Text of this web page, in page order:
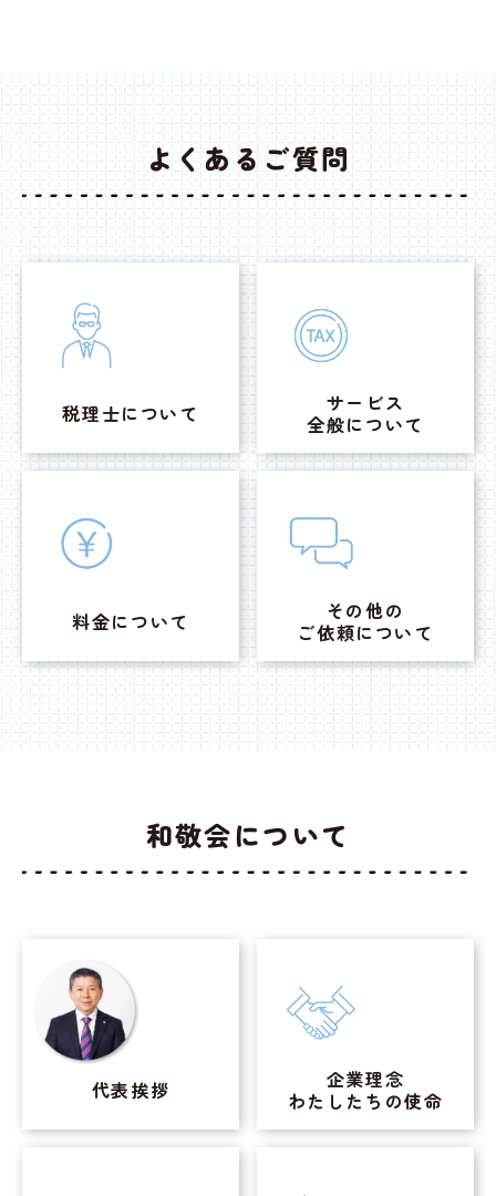
よくあるご質問
税理士について
サービス
全般について
料金について
その他の
ご依頼について
和敬会について
代表挨拶
企業理念
わたしたちの使命